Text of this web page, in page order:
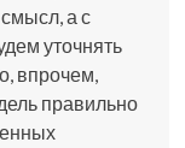
а с
уточнять
впрочем,
правильно